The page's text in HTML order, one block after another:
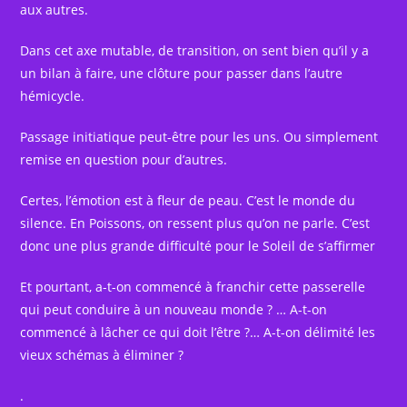
aux autres.
Dans cet axe mutable, de transition, on sent bien qu’il y a
un bilan à faire, une clôture pour passer dans l’autre
hémicycle.
Passage initiatique peut-être pour les uns. Ou simplement
remise en question pour d’autres.
Certes, l’émotion est à fleur de peau. C’est le monde du
silence. En Poissons, on ressent plus qu’on ne parle. C’est
donc une plus grande difficulté pour le Soleil de s’affirmer
Et pourtant, a-t-on commencé à franchir cette passerelle
qui peut conduire à un nouveau monde ? … A-t-on
commencé à lâcher ce qui doit l’être ?… A-t-on délimité les
vieux schémas à éliminer ?
.